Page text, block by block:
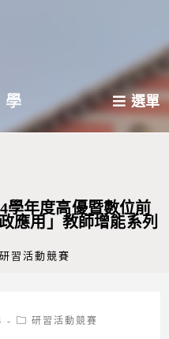
選單
學年度高優暨數位前
應用」教師增能系列
研習活動競賽
Post研習活動競賽